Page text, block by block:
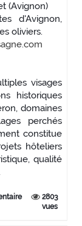
(Avignon)
d'Avignon,
oliviers.
visages
historiques
domaines
perchés
constitue
hôteliers
qualité
2803
vues